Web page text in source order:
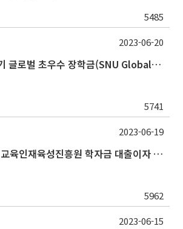
5485
2023학년도 2학기 글로벌 초우수 장학금(SNU Global Scholarship, GS) 신청 안내
5741
2023-06-20
2023년 충남평생교육인재육성진흥원 학자금 대출이자 지원사업 안내
5962
2023-06-19
2023-06-15